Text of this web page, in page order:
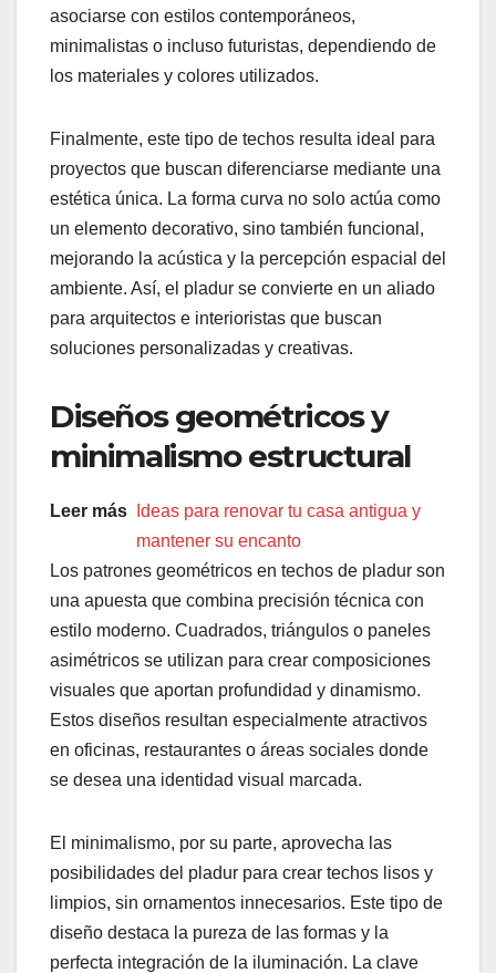
asociarse con estilos contemporáneos,
minimalistas o incluso futuristas, dependiendo de
los materiales y colores utilizados.
Finalmente, este tipo de techos resulta ideal para
proyectos que buscan diferenciarse mediante una
estética única. La forma curva no solo actúa como
un elemento decorativo, sino también funcional,
mejorando la acústica y la percepción espacial del
ambiente. Así, el pladur se convierte en un aliado
para arquitectos e interioristas que buscan
soluciones personalizadas y creativas.
Diseños geométricos y
minimalismo estructural
Leer más
Ideas para renovar tu casa antigua y
mantener su encanto
Los patrones geométricos en techos de pladur son
una apuesta que combina precisión técnica con
estilo moderno. Cuadrados, triángulos o paneles
asimétricos se utilizan para crear composiciones
visuales que aportan profundidad y dinamismo.
Estos diseños resultan especialmente atractivos
en oficinas, restaurantes o áreas sociales donde
se desea una identidad visual marcada.
El minimalismo, por su parte, aprovecha las
posibilidades del pladur para crear techos lisos y
limpios, sin ornamentos innecesarios. Este tipo de
diseño destaca la pureza de las formas y la
perfecta integración de la iluminación. La clave